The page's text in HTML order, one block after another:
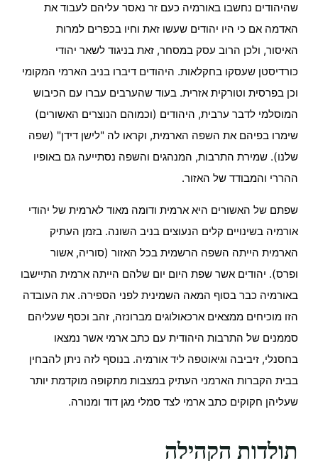
שהיהודים נחשבו באורמיה כעם זר נאסר עליהם לעבוד את
האדמה אם כי היו יהודים שעשו זאת וחיו בכפרים למרות
האיסור, ולכן הרוב עסק במסחר, זאת בניגוד לשאר יהודי
כורדיסטן שעסקו בחקלאות. היהודים דיברו בניב הארמי המקומי
וכן בפרסית וטורקית אזרית. בעוד שהערבים עברו עם הכיבוש
המוסלמי לדבר ערבית, היהודים (וכמוהם הנוצרים האשורים)
שימרו בפיהם את השפה הארמית, וקראו לה "לישן דידן" (שפה
שלנו). שמירת התרבות, המנהגים והשפה נסתייעה גם באופיו
ההררי והמבודד של האזור.
שפתם של האשורים היא ארמית ודומה מאוד לארמית של יהודי
אורמיה בשינויים קלים הנעוצים בניב השונה. בזמן העתיק
הארמית הייתה השפה הרשמית בכל האזור (סוריה, אשור
ופרס). יהודים אשר שפת היום יום שלהם הייתה ארמית התיישבו
באורמיה כבר בסוף המאה השמינית לפני הספירה. את העובדה
הזו מוכיחים ממצאים ארכאולוגים מברונזה, זהב וכסף שעליהם
סממנים של התרבות היהודית עם כתב ארמי אשר נמצאו
בחסנלי, זיביבה וגיאוטפה ליד אורמיה. בנוסף לזה ניתן להבחין
בבית הקברות הארמני העתיק במצבות מתקופה מוקדמת יותר
שעליהן חקוקים כתב ארמי לצד סמלי מגן דוד ומנורה.
תולדות הקהילה